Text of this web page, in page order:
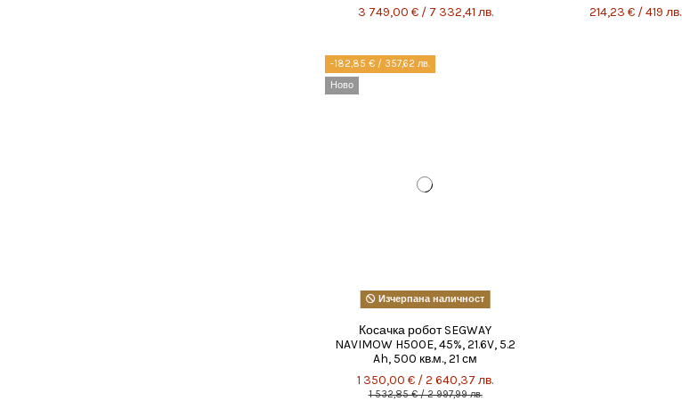
3 749,00 € / 7 332,41 лв.
214,23 € / 419 лв.
-182,85 € / 357,62 лв.
Ново
Изчерпана наличност
Косачка робот SEGWAY
NAVIMOW H500E, 45%, 21.6V, 5.2
Ah, 500 кв.м., 21 см
1 350,00 € / 2 640,37 лв.
1 532,85 € / 2 997,99 лв.